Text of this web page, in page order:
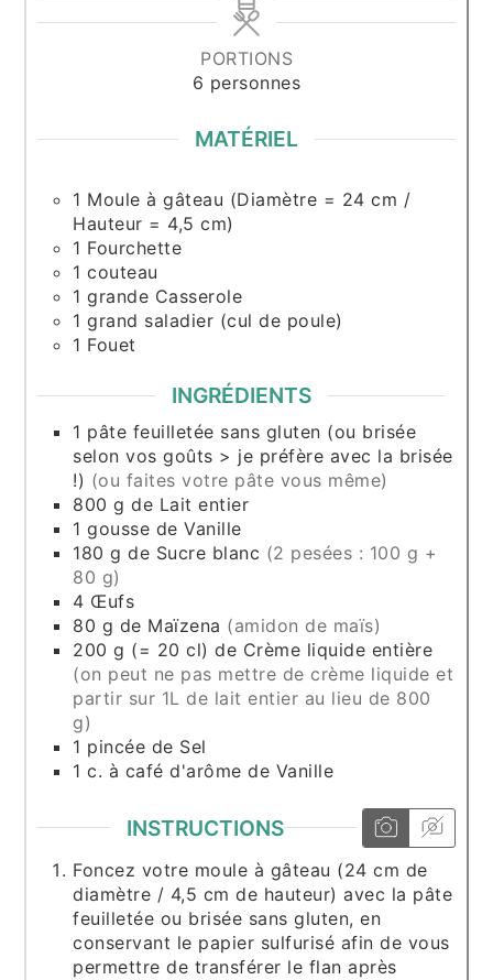
PORTIONS
6 personnes
MATÉRIEL
1 Moule à gâteau (Diamètre = 24 cm /
Hauteur = 4,5 cm)
1 Fourchette
1 couteau
1 grande Casserole
1 grand saladier (cul de poule)
1 Fouet
INGRÉDIENTS
1 pâte feuilletée sans gluten (ou brisée
selon vos goûts > je préfère avec la brisée
!) (ou faites votre pâte vous même)
800 g de Lait entier
1 gousse de Vanille
180 g de Sucre blanc (2 pesées : 100 g +
80 g)
4 Œufs
80 g de Maïzena (amidon de maïs)
200 g (= 20 cl) de Crème liquide entière
(on peut ne pas mettre de crème liquide et
partir sur 1L de lait entier au lieu de 800
g)
1 pincée de Sel
1 c. à café d'arôme de Vanille
INSTRUCTIONS
Foncez votre moule à gâteau (24 cm de
diamètre / 4,5 cm de hauteur) avec la pâte
feuilletée ou brisée sans gluten, en
conservant le papier sulfurisé afin de vous
permettre de transférer le flan après